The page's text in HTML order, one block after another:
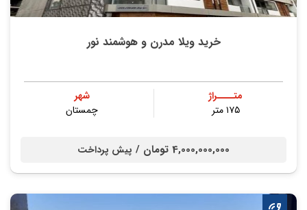
خرید ویلا مدرن و هوشمند نور
متــــراژ
۱۷۵ متر
شهر
چمستان
4,000,000,000 تومان / پیش پرداخت